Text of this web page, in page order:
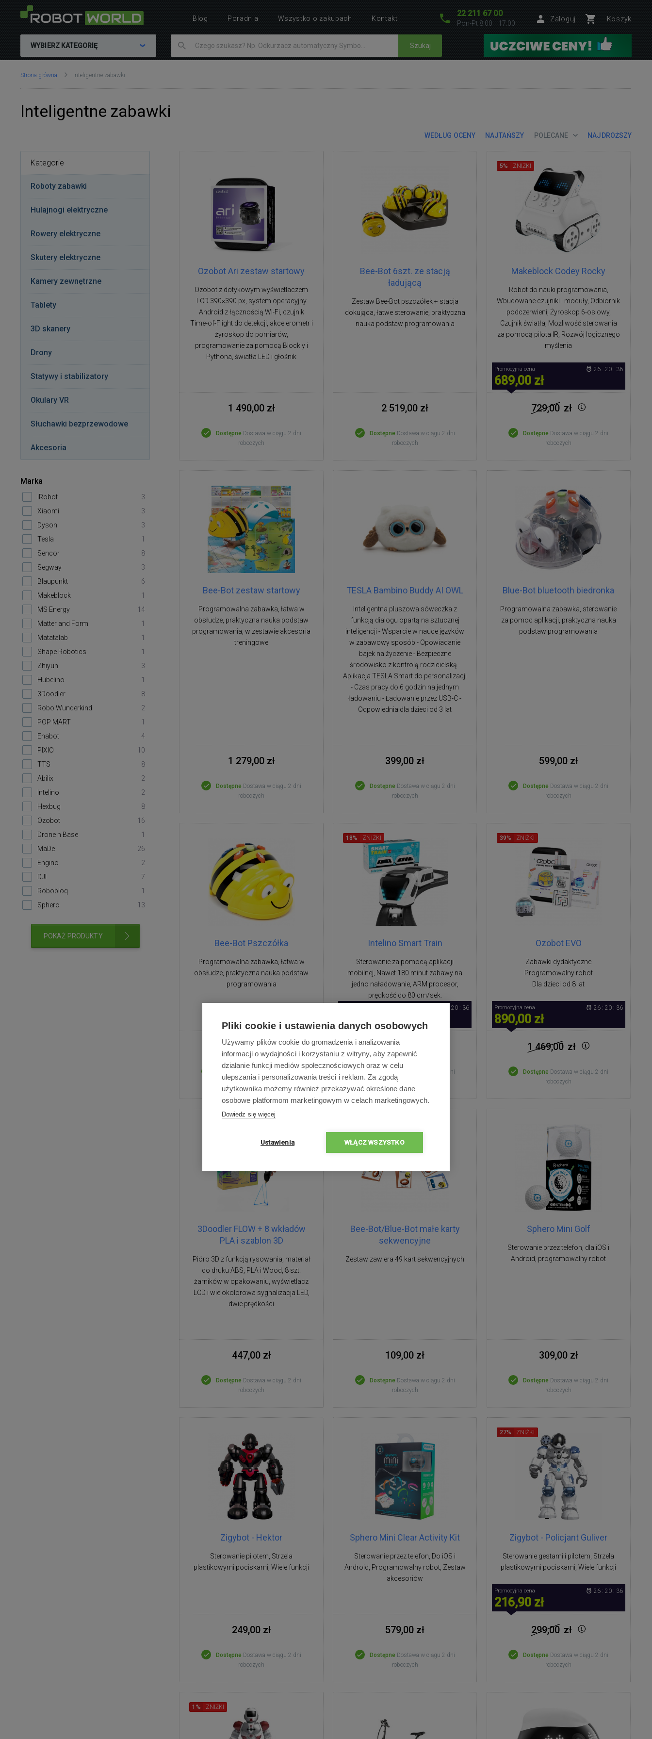
22 211 67 00
Pon-Pt 8:00—17:00
Zaloguj Koszyk
WYBIERZ KATEGORIĘ Szukaj
Znajdujesz
Strona główna Inteligentne zabawki
Inteligentne zabawki
WEDŁUG OCENY NAJTAŃSZY POLECANE NAJDROŻSZY
Ozobot Ari zestaw startowy
Ozobot z dotykowym wyświetlaczem
LCD 390×390 px, system operacyjny
Android z łącznością Wi-Fi, czujnik
Time-of-Flight do detekcji, akcelerometr i
żyroskop do pomiarów,
programowanie za pomocą Blockly i
Pythona, światła LED i głośnik
1 490,00 zł
Dostępne Dostawa w ciągu 2 dni
roboczych
Bee-Bot 6szt. ze stacją
ładującą
Zestaw Bee-Bot pszczółek + stacja
dokująca, łatwe sterowanie, praktyczna
nauka podstaw programowania
2 519,00 zł
Dostępne Dostawa w ciągu 2 dni
roboczych
Makeblock Codey Rocky
Robot do nauki programowania,
Wbudowane czujniki i moduły, Odbiornik
podczerwieni, Żyroskop 6-osiowy,
Czujnik światła, Możliwość sterowania
za pomocą pilota IR, Rozwój logicznego
myślenia
5% ZNIŻKI
Promocyjna cena
689,00 zł
26 : 20 : 35
729,00 zł
Dostępne Dostawa w ciągu 2 dni
roboczych
Bee-Bot zestaw startowy
Programowalna zabawka, łatwa w
obsłudze, praktyczna nauka podstaw
programowania, w zestawie akcesoria
treningowe
1 279,00 zł
Dostępne Dostawa w ciągu 2 dni
roboczych
TESLA Bambino Buddy AI OWL
Inteligentna pluszowa sóweczka z
funkcją dialogu opartą na sztucznej
inteligencji - Wsparcie w nauce języków
w zabawowy sposób - Opowiadanie
bajek na życzenie - Bezpieczne
środowisko z kontrolą rodzicielską -
Aplikacja TESLA Smart do personalizacji
- Czas pracy do 6 godzin na jednym
ładowaniu - Ładowanie przez USB-C -
Odpowiednia dla dzieci od 3 lat
399,00 zł
Dostępne Dostawa w ciągu 2 dni
roboczych
Blue-Bot bluetooth biedronka
Programowalna zabawka, sterowanie
za pomoc aplikacji, praktyczna nauka
podstaw programowania
599,00 zł
Dostępne Dostawa w ciągu 2 dni
roboczych
Bee-Bot Pszczółka
Programowalna zabawka, łatwa w
obsłudze, praktyczna nauka podstaw
programowania
479,00 zł
roboczych
Intelino Smart Train
Sterowanie za pomocą aplikacji
mobilnej, Nawet 180 minut zabawy na
jedno naładowanie, ARM procesor,
prędkość do 80 cm/sek.
18% ZNIŻKI
659,00 zł
26 : 20 : 35
799,00
Dostawa w ciągu 2 dni
roboczych
Ozobot EVO
Zabawki dydaktyczne
Programowalny robot
Dla dzieci od 8 lat
39% ZNIŻKI
Promocyjna cena
890,00 zł
26 : 20 : 35
1 469,00 zł
Dostępne Dostawa w ciągu 2 dni
roboczych
3Doodler FLOW + 8 wkładów
PLA i szablon 3D
Pióro 3D z funkcją rysowania, materiał
do druku ABS, PLA i Wood, 8 szt.
żarników w opakowaniu, wyświetlacz
LCD i wielokolorowa sygnalizacja LED,
dwie prędkości
447,00 zł
Dostępne Dostawa w ciągu 2 dni
roboczych
Bee-Bot/Blue-Bot małe karty
sekwencyjne
Zestaw zawiera 49 kart sekwencyjnych
109,00 zł
Dostępne Dostawa w ciągu 2 dni
roboczych
Sphero Mini Golf
Sterowanie przez telefon, dla iOS i
Android, programowalny robot
309,00 zł
Dostępne Dostawa w ciągu 2 dni
roboczych
Zigybot - Hektor
Sterowanie pilotem, Strzela
plastikowymi pociskami, Wiele funkcji
249,00 zł
Dostępne Dostawa w ciągu 2 dni
roboczych
Sphero Mini Clear Activity Kit
Sterowanie przez telefon, Do iOS i
Android, Programowalny robot, Zestaw
akcesoriów
579,00 zł
Dostępne Dostawa w ciągu 2 dni
roboczych
Zigybot - Policjant Guliver
Sterowanie gestami i pilotem, Strzela
plastikowymi pociskami, Wiele funkcji
27% ZNIŻKI
Promocyjna cena
216,90 zł
26 : 20 : 35
299,00 zł
Dostępne Dostawa w ciągu 2 dni
roboczych
1% ZNIŻKI
Kategorie
Roboty zabawki
Hulajnogi elektryczne
Rowery elektryczne
Skutery elektryczne
Kamery zewnętrzne
Tablety
3D skanery
Drony
Statywy i stabilizatory
Okulary VR
Słuchawki bezprzewodowe
Akcesoria
Marka
iRobot
3
Xiaomi
3
Dyson
3
Tesla
1
Sencor
8
Segway
3
Blaupunkt
6
Makeblock
1
MS Energy
14
Matter and Form
1
Matatalab
1
Shape Robotics
1
Zhiyun
3
Hubelino
1
3Doodler
8
Robo Wunderkind
2
POP MART
1
Enabot
4
PIXIO
10
TTS
8
Abilix
2
Intelino
2
Hexbug
8
Ozobot
16
Drone n Base
1
MaDe
26
Engino
2
DJI
7
Robobloq
1
Sphero
13
POKAŻ PRODUKTY
Blog Poradnia Wszystko o zakupach Kontakt
Pliki cookie i ustawienia danych osobowych
Używamy plików cookie do gromadzenia i analizowania
informacji o wydajności i korzystaniu z witryny, aby zapewnić
działanie funkcji mediów społecznościowych oraz w celu
ulepszania i personalizowania treści i reklam. Za zgodą
użytkownika możemy również przekazywać określone dane
osobowe platformom marketingowym w celach marketingowych.
Dowiedz się więcej
Ustawienia WŁĄCZ WSZYSTKO